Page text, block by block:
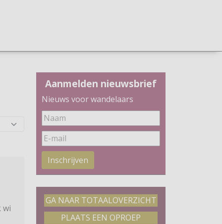
wi
Aanmelden nieuwsbrief
Nieuws voor wandelaars
Inschrijven
GA NAAR TOTAALOVERZICHT
PLAATS EEN OPROEP